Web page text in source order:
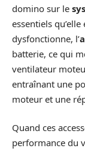
domino sur le
essentiels
dysfonctionne, l’
batterie, ce qui
ventilateur
entraînant une
moteur et une
Quand ces
performance du